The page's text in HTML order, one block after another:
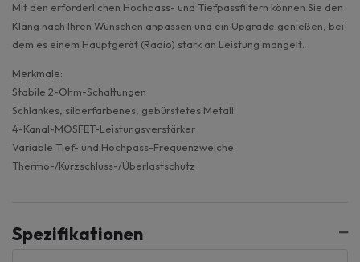
Mit den erforderlichen Hochpass- und Tiefpassfiltern können Sie den
Klang nach Ihren Wünschen anpassen und ein Upgrade genießen, bei
dem es einem Hauptgerät (Radio) stark an Leistung mangelt.
Merkmale:
Stabile 2-Ohm-Schaltungen
Schlankes, silberfarbenes, gebürstetes Metall
4-Kanal-MOSFET-Leistungsverstärker
Variable Tief- und Hochpass-Frequenzweiche
Thermo-/Kurzschluss-/Überlastschutz
Spezifikationen